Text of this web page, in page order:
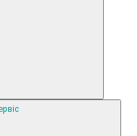
Гарантія та сервіс